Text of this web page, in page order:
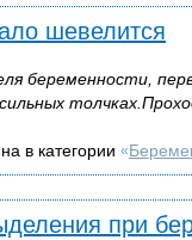
шевелится
беременности,
в категории «
при